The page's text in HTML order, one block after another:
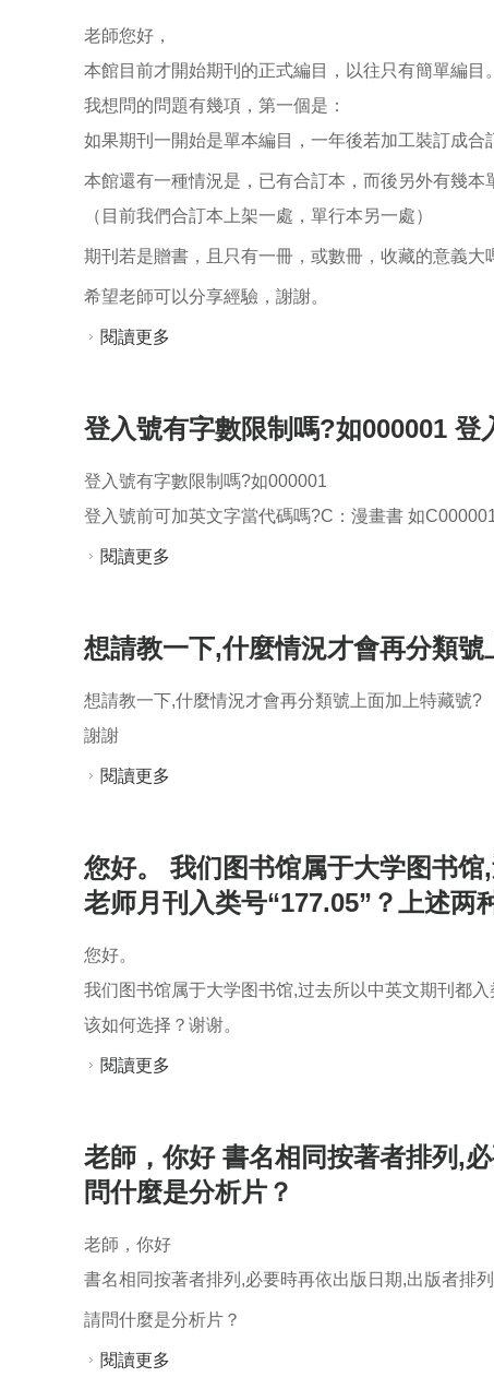
老師您好，
本館目前才開始期刊的正式編目，以往只有簡單編目。
我想問的問題有幾項，第一個是：
如果期刊一開始是單本編目，一年後若加工裝訂成合
本館還有一種情況是，已有合訂本，而後另外有幾本
（目前我們合訂本上架一處，單行本另一處）
期刊若是贈書，且只有一冊，或數冊，收藏的意義大
希望老師可以分享經驗，謝謝。
閱讀更多
登入號有字數限制嗎?如000001
登入號有字數限制嗎?如000001
登入號前可加英文字當代碼嗎?C：漫畫書 如
閱讀更多
想請教一下,什麼情況才會再分類
想請教一下,什麼情況才會再分類號上面加上特藏號?
謝謝
閱讀更多
您好。 我们图书馆属于大学图书
老师月刊入类号“177.05”？上述两
您好。
我们图书馆属于大学图书馆,过去所以中英文期刊都
该如何选择？谢谢。
閱讀更多
老師，你好 書名相同按著者排列,
問什麼是分析片？
老師，你好
書名相同按著者排列,必要時再依出版日期,出版者排
請問什麼是分析片？
閱讀更多